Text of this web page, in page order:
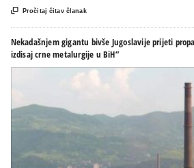
 Pročitaj čitav članak
Nekadašnjem gigantu bivše Jugoslavije prijeti
izdisaj crne metalurgije u BiH”